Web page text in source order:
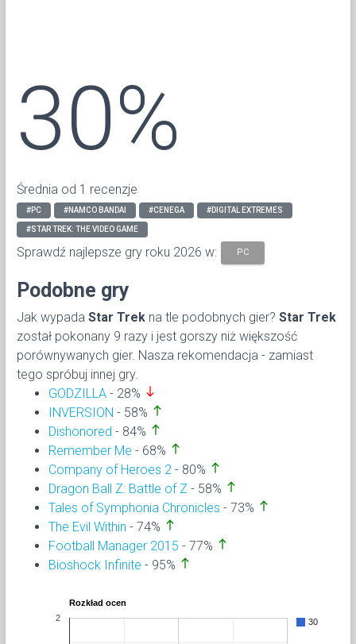
30%
Średnia od 1 recenzje
#PC #NAMCO BANDAI #CENEGA #DIGITAL EXTREMES
#STAR TREK: THE VIDEO GAME
Sprawdź najlepsze gry roku 2026 w: PC
Podobne gry
Jak wypada Star Trek na tle podobnych gier? Star Trek
został pokonany 9 razy i jest gorszy niż większość
porównywanych gier. Nasza rekomendacja - zamiast
tego spróbuj innej gry.
GODZILLA - 28% south
INVERSION - 58% north
Dishonored - 84% north
Remember Me - 68% north
Company of Heroes 2 - 80% north
Dragon Ball Z: Battle of Z - 58% north
Tales of Symphonia Chronicles - 73% north
The Evil Within - 74% north
Football Manager 2015 - 77% north
Bioshock Infinite - 95% north
Rozkład ocen
30
2